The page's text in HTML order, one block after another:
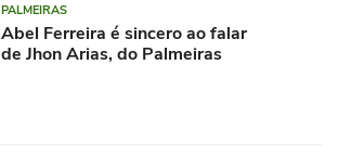
PALMEIRAS
Abel Ferreira é sincero ao falar
de Jhon Arias, do Palmeiras